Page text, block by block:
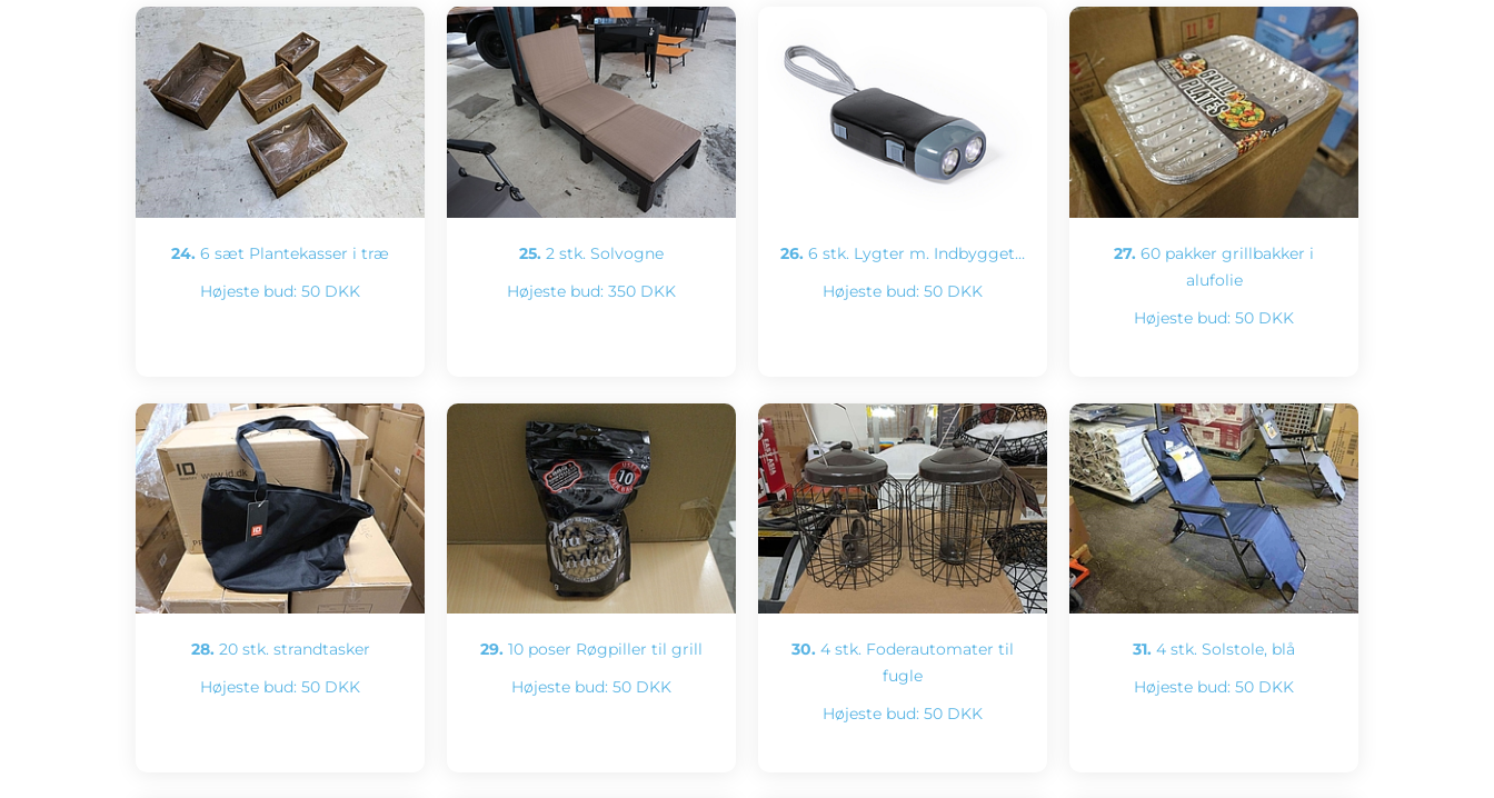
24. 6 sæt Plantekasser i træ
Højeste bud: 50 DKK
25. 2 stk. Solvogne
Højeste bud: 350 DKK
26. 6 stk. Lygter m. Indbygget…
Højeste bud: 50 DKK
27. 60 pakker grillbakker i
alufolie
Højeste bud: 50 DKK
28. 20 stk. strandtasker
Højeste bud: 50 DKK
29. 10 poser Røgpiller til grill
Højeste bud: 50 DKK
30. 4 stk. Foderautomater til
fugle
Højeste bud: 50 DKK
31. 4 stk. Solstole, blå
Højeste bud: 50 DKK